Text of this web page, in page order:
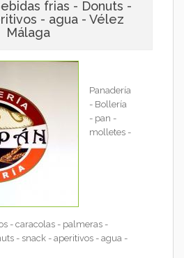
frias - Donuts -
- agua - Vélez
Málaga
Panadería
- Bollería
- pan -
molletes -
- caracolas - palmeras -
- snack - aperitivos - agua -